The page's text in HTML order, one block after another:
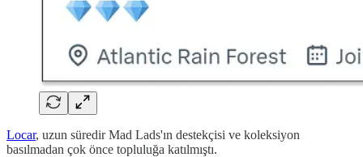
Locar, uzun süredir Mad Lads'ın destekçisi ve koleksiyon
basılmadan çok önce topluluğa katılmıştı.